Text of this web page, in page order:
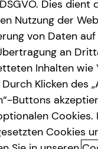
Immobilien
für
Dies dient
Nutzung der
von Daten
an
Inhalten wie
Klicken des
Buttons
Cookies.
Cookies